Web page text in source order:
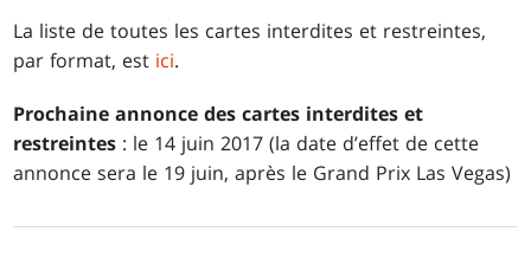
La liste de toutes les cartes interdites et restreintes,
par format, est ici.
Prochaine annonce des cartes interdites et
restreintes : le 14 juin 2017 (la date d’effet de cette
annonce sera le 19 juin, après le Grand Prix Las Vegas)